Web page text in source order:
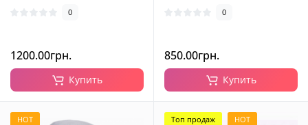
0
1200.00грн.
Купить
0
850.00грн.
Купить
HOT Топ продаж HOT